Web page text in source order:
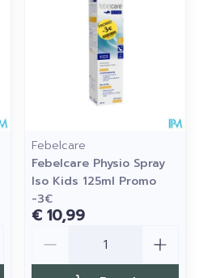
Febelcare
Febelcare Physio Spray
Iso Kids 125ml Promo
-3€
€ 10,99